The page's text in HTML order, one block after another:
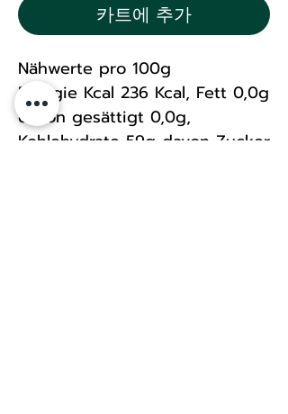
카트에 추가
Nähwerte pro 100g
Energie Kcal 236 Kcal, Fett 0,0g
davon gesättigt 0,0g,
Kohlehydrate 59g davon Zucker